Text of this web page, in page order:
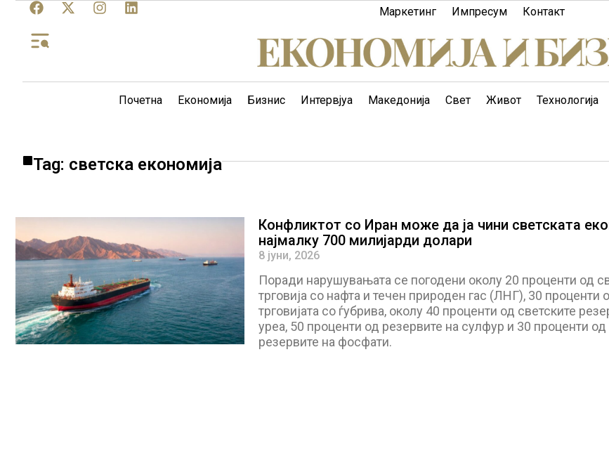
Маркетинг Импресум Контакт
Почетна Економија Бизнис Интервјуа Македонија Свет Живот Технологија
Tag: светска економија
Конфликтот со Иран може да ја чини светската
најмалку 700 милијарди долари
8 јуни, 2026
Поради нарушувањата се погодени околу 20 проценти од
трговија со нафта и течен природен гас (ЛНГ), 30 проценти
трговијата со ѓубрива, околу 40 проценти од светските
уреа, 50 проценти од резервите на сулфур и 30 проценти од
резервите на фосфати.